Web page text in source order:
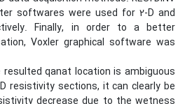
softwares were used for 2-D and
Finally, in order to a better
Voxler graphical software was
qanat location is ambiguous
resistivity sections, it can clearly be